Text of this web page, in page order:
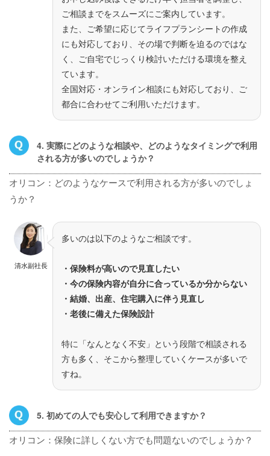
ご相談までをスムーズにご案内しています。
また、ご希望に応じてライフプランシートの作成
にも対応しており、その場で判断を迫るのではな
く、ご自宅でじっくり検討いただける環境を整え
ています。
全国対応・オンライン相談にも対応しており、ご
都合に合わせてご利用いただけます。
4. 実際にどのような相談や、どのようなタイミングで利用
される方が多いのでしょうか？
オリコン：どのようなケースで利用される方が多いのでしょ
うか？
清水副社長
多いのは以下のようなご相談です。
・保険料が高いので見直したい
・今の保険内容が自分に合っているか分からない
・結婚、出産、住宅購入に伴う見直し
・老後に備えた保険設計
特に「なんとなく不安」という段階で相談される
方も多く、そこから整理していくケースが多いで
すね。
5. 初めての人でも安心して利用できますか？
オリコン：保険に詳しくない方でも問題ないのでしょうか？